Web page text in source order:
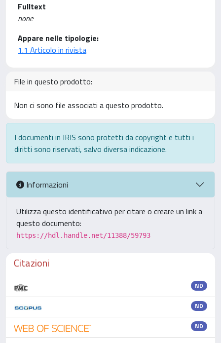
Fulltext
none
Appare nelle tipologie:
1.1 Articolo in rivista
File in questo prodotto:
Non ci sono file associati a questo prodotto.
I documenti in IRIS sono protetti da copyright e tutti i
diritti sono riservati, salvo diversa indicazione.
Informazioni
Utilizza questo identificativo per citare o creare un link a
questo documento:
https://hdl.handle.net/11388/59793
Citazioni
ND
ND
ND